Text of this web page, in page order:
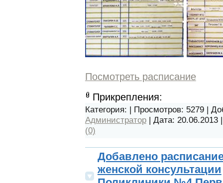
Посмотреть расписание
Прикрепления:
Категория: | Просмотров: 5279 |
Администратор| Дата: 20.06.2013
(0)
Добавлено
женской консультации